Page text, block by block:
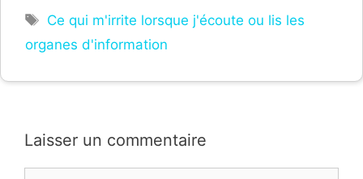
Étiquettes
Ce qui m'irrite lorsque j'écoute ou lis les
organes d'information
Laisser un commentaire